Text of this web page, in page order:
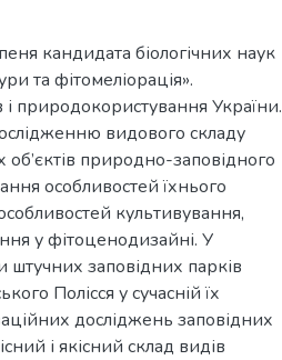
кандидата біологічних наук
та фітомеліорація».
і природокористування України.
видового складу
природно-заповідного
особливостей їхнього
культивування,
у фітоценодизайні. У
заповідних парків
Полісся у сучасній їх
досліджень заповідних
і якісний склад видів